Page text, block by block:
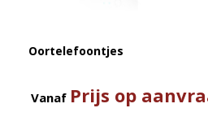
Oortelefoontjes
Vanaf Prijs op